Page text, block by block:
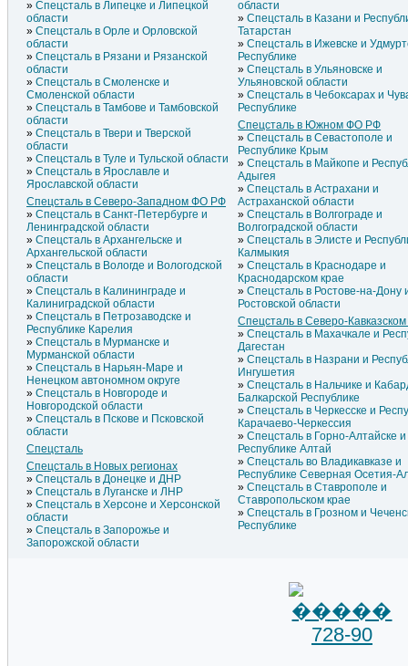
Спецсталь в Липецке и Липецкой
области
Спецсталь в Орле и Орловской
области
Спецсталь в Рязани и Рязанской
области
Спецсталь в Смоленске и
Смоленской области
Спецсталь в Тамбове и Тамбовской
области
Спецсталь в Твери и Тверской
области
Спецсталь в Туле и Тульской области
Спецсталь в Ярославле и
Ярославской области
Спецсталь в Северо-Западном ФО РФ
Спецсталь в Санкт-Петербурге и
Ленинградской области
Спецсталь в Архангельске и
Архангельской области
Спецсталь в Вологде и Вологодской
области
Спецсталь в Калининграде и
Калиниградской области
Спецсталь в Петрозаводске и
Республике Карелия
Спецсталь в Мурманске и
Мурманской области
Спецсталь в Нарьян-Маре и
Ненецком автономном округе
Спецсталь в Новгороде и
Новгородской области
Спецсталь в Пскове и Псковской
области
Спецсталь
Спецсталь в Новых регионах
Спецсталь в Донецке и ДНР
Спецсталь в Луганске и ЛНР
Спецсталь в Херсоне и Херсонской
области
Спецсталь в Запорожье и
Запорожской области
области
Спецсталь в Казани и
Татарстан
Спецсталь в Ижевске и
Республике
Спецсталь в Ульяновске и
Ульяновской области
Спецсталь в Чебоксарах и
Республике
Спецсталь в Южном ФО РФ
Спецсталь в Севастополе и
Республике Крым
Спецсталь в Майкопе и
Адыгея
Спецсталь в Астрахани и
Астраханской области
Спецсталь в Волгограде и
Волгоградской области
Спецсталь в Элисте и
Калмыкия
Спецсталь в Краснодаре и
Краснодарском крае
Спецсталь в Ростове-на-Дону
Ростовской области
Спецсталь в Северо-
Спецсталь в Махачкале и
Дагестан
Спецсталь в Назрани и
Ингушетия
Спецсталь в Нальчике и
Балкарской Республике
Спецсталь в Черкесске и
Карачаево-Черкессия
Спецсталь в Горно-Алтайске и
Республике Алтай
Спецсталь во Владикавказе и
Республике Северная Осетия-
Спецсталь в Ставрополе и
Ставропольском крае
Спецсталь в Грозном и
Республике